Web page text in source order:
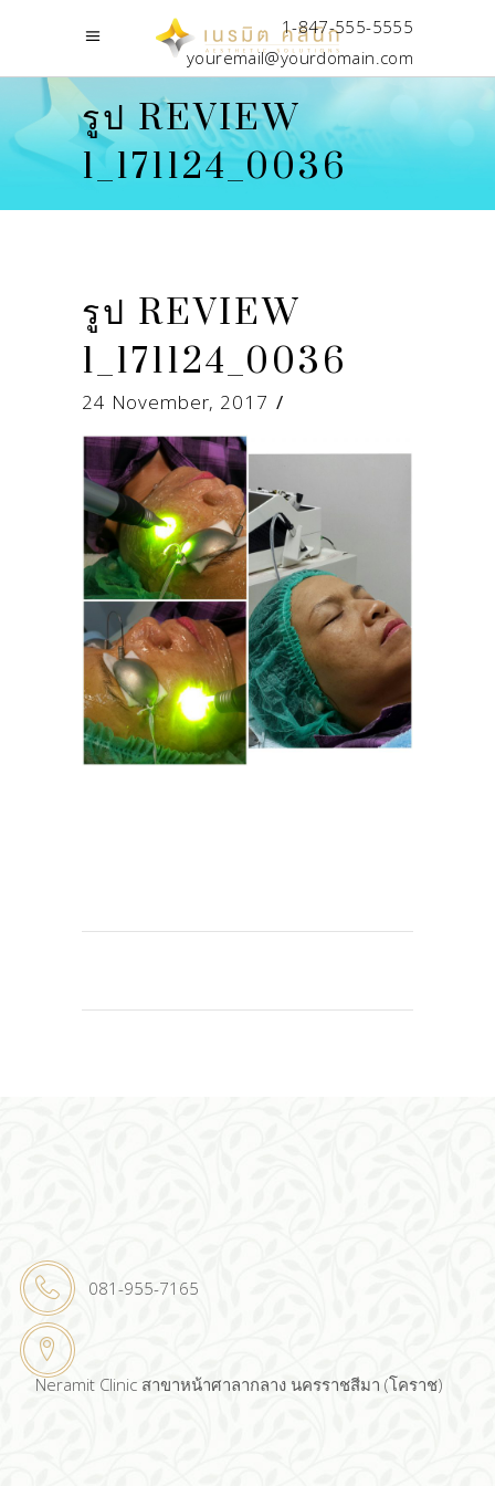
1-847-555-5555
youremail@yourdomain.com
รูป REVIEW
1_171124_0036
รูป REVIEW
1_171124_0036
24 November, 2017
081-955-7165
Neramit Clinic สาขาหน้าศาลากลาง นครราชสีมา (โคราช)